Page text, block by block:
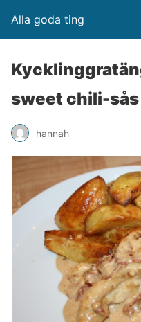
Alla goda ting
sweet chili-
hannah